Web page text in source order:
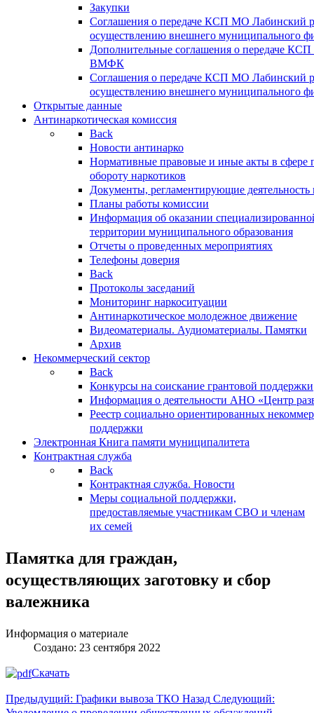
Закупки
Соглашения о передаче КСП МО Лабинский
осуществлению внешнего муниципального
Дополнительные соглашения о передаче
ВМФК
Соглашения о передаче КСП МО Лабинский
осуществлению внешнего муниципального
Открытые данные
Антинаркотическая комиссия
Back
Новости антинарко
Нормативные правовые и иные акты в сфере
обороту наркотиков
Документы, регламентирующие деятельность
Планы работы комиссии
Информация об оказании
территории муниципального образования
Отчеты о проведенных мероприятиях
Телефоны доверия
Back
Протоколы заседаний
Мониторинг наркоситуации
Антинаркотическое молодежное движение
Видеоматериалы. Аудиоматериалы. Памятки
Архив
Некоммерческий сектор
Back
Конкурсы на соискание грантовой поддержки
Информация о деятельности АНО «Центр
Реестр социально ориентированных
поддержки
Электронная Книга памяти муниципалитета
Контрактная служба
Back
Контрактная служба. Новости
Меры социальной поддержки,
предоставляемые участникам СВО и членам
их семей
Памятка для граждан,
осуществляющих заготовку и сбор
валежника
Информация о материале
Создано: 23 сентября 2022
Скачать
Предыдущий: Графики вывоза ТКО Назад Следующий: